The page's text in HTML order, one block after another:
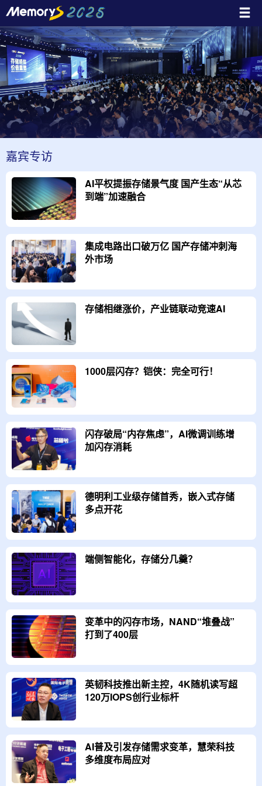
嘉宾专访
AI平权提振存储景气度 国产生态“从芯
到端”加速融合
集成电路出口破万亿 国产存储冲刺海
外市场
存储相继涨价，产业链联动竞速AI
1000层闪存？铠侠：完全可行！
闪存破局“内存焦虑”，AI微调训练增
加闪存消耗
德明利工业级存储首秀，嵌入式存储
多点开花
端侧智能化，存储分几羹？
变革中的闪存市场，NAND“堆叠战”
打到了400层
英韧科技推出新主控，4K随机读写超
120万IOPS创行业标杆
AI普及引发存储需求变革，慧荣科技
多维度布局应对